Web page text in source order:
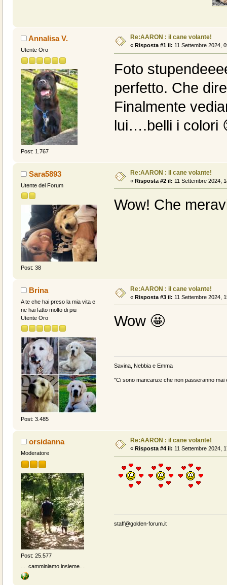
Annalisa V.
Utente Oro
Post: 1.767
Re:AARON : il cane volante!
« Risposta #1 il: 11 Settembre 2024,
Foto
perfetto. Che
Finalmente
lui….belli i colori
Sara5893
Utente del Forum
Post: 38
Re:AARON : il cane volante!
« Risposta #2 il: 11 Settembre 2024,
Wow! Che
Brina
A te che hai preso la mia vita e
ne hai fatto molto di piu
Utente Oro
Post: 3.485
Re:AARON : il cane volante!
« Risposta #3 il: 11 Settembre 2024,
Wow 🤩
Savina, Nebbia e Emma
"Ci sono mancanze che non passeranno
orsidanna
Moderatore
Post: 25.577
.... camminiamo insieme....
Re:AARON : il cane volante!
« Risposta #4 il: 11 Settembre 2024,
staff@golden-forum.it